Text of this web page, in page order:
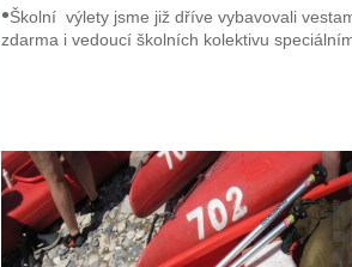
•Školní výlety jsme již dříve vybavovali
zdarma i vedoucí školních kolektivu